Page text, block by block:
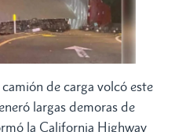
de carga volcó este
largas demoras de
la California Highway